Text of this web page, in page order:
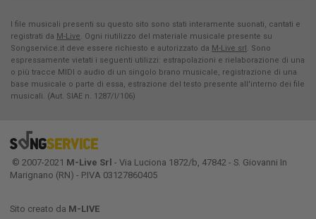
I file musicali presenti su questo sito sono stati interamente suonati, cantati e
registrati da M-Live. Ogni riutilizzo del materiale musicale presente su
Songservice.it deve essere richiesto e autorizzato da M-Live srl. Sono
espressamente vietati i seguenti utilizzi: estrapolazioni e rielaborazione di una
o più tracce MIDI o audio di un singolo brano musicale, registrazione di una
base musicale o parte di essa, estrazione del testo presente all'interno dei file
musicali. (Aut. SIAE n. 1287/I/106)
© 2007-2021 M-Live Srl - Via Luciona 1872/b, 47842 - S. Giovanni In
Marignano (RN) - P.IVA 03127860405
Sito creato da M-LIVE